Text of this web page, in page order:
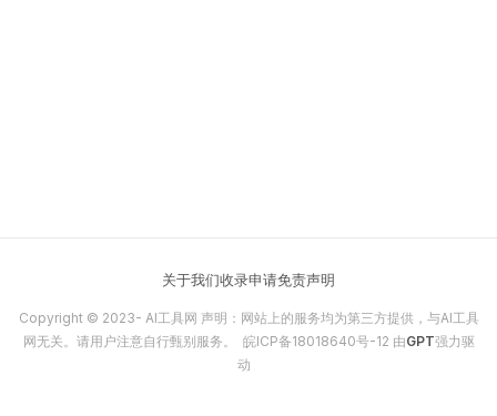
关于我们收录申请免责声明
Copyright © 2023- AI工具网 声明：网站上的服务均为第三方提供，与AI工具
网无关。请用户注意自行甄别服务。 皖ICP备18018640号-12 由GPT强力驱
动